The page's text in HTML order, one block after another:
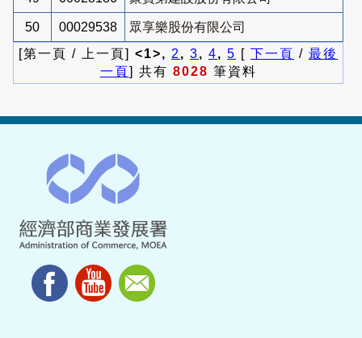
50 00029538
眾享樂股份有限公司
[第一頁 / 上一頁] <1>, 2 , 3, 4, 5 [ 下一頁 / 最後
一頁] 共有 8028 筆資料